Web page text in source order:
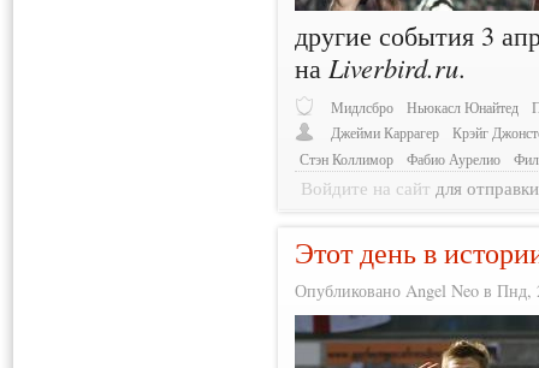
другие события 3
на Liverbird.ru.
Мидлсбро Ньюкасл Юнайтед
Джейми Каррагер
Крэйг
Стэн Коллимор
Фабио Аурелио
Войдите на сайт для
Этот день в
Опубликовано Angel Neo в Пнд,